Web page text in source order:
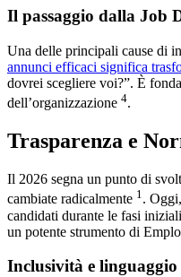
Il passaggio dalla Job
Una delle principali cause di
annunci efficaci significa
dovrei scegliere voi?”. È
dell’organizzazione 4.
Trasparenza e
Il 2026 segna un punto di
cambiate radicalmente 1.
candidati durante le fasi
un potente strumento di
Inclusività e